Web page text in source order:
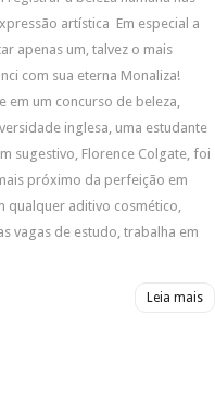
artística Em especial a
apenas um, talvez o mais
com sua eterna Monaliza!
em um concurso de beleza,
inglesa, uma estudante
sugestivo, Florence Colgate, foi
próximo da perfeição em
qualquer aditivo cosmético,
vagas de estudo, trabalha em
Leia mais